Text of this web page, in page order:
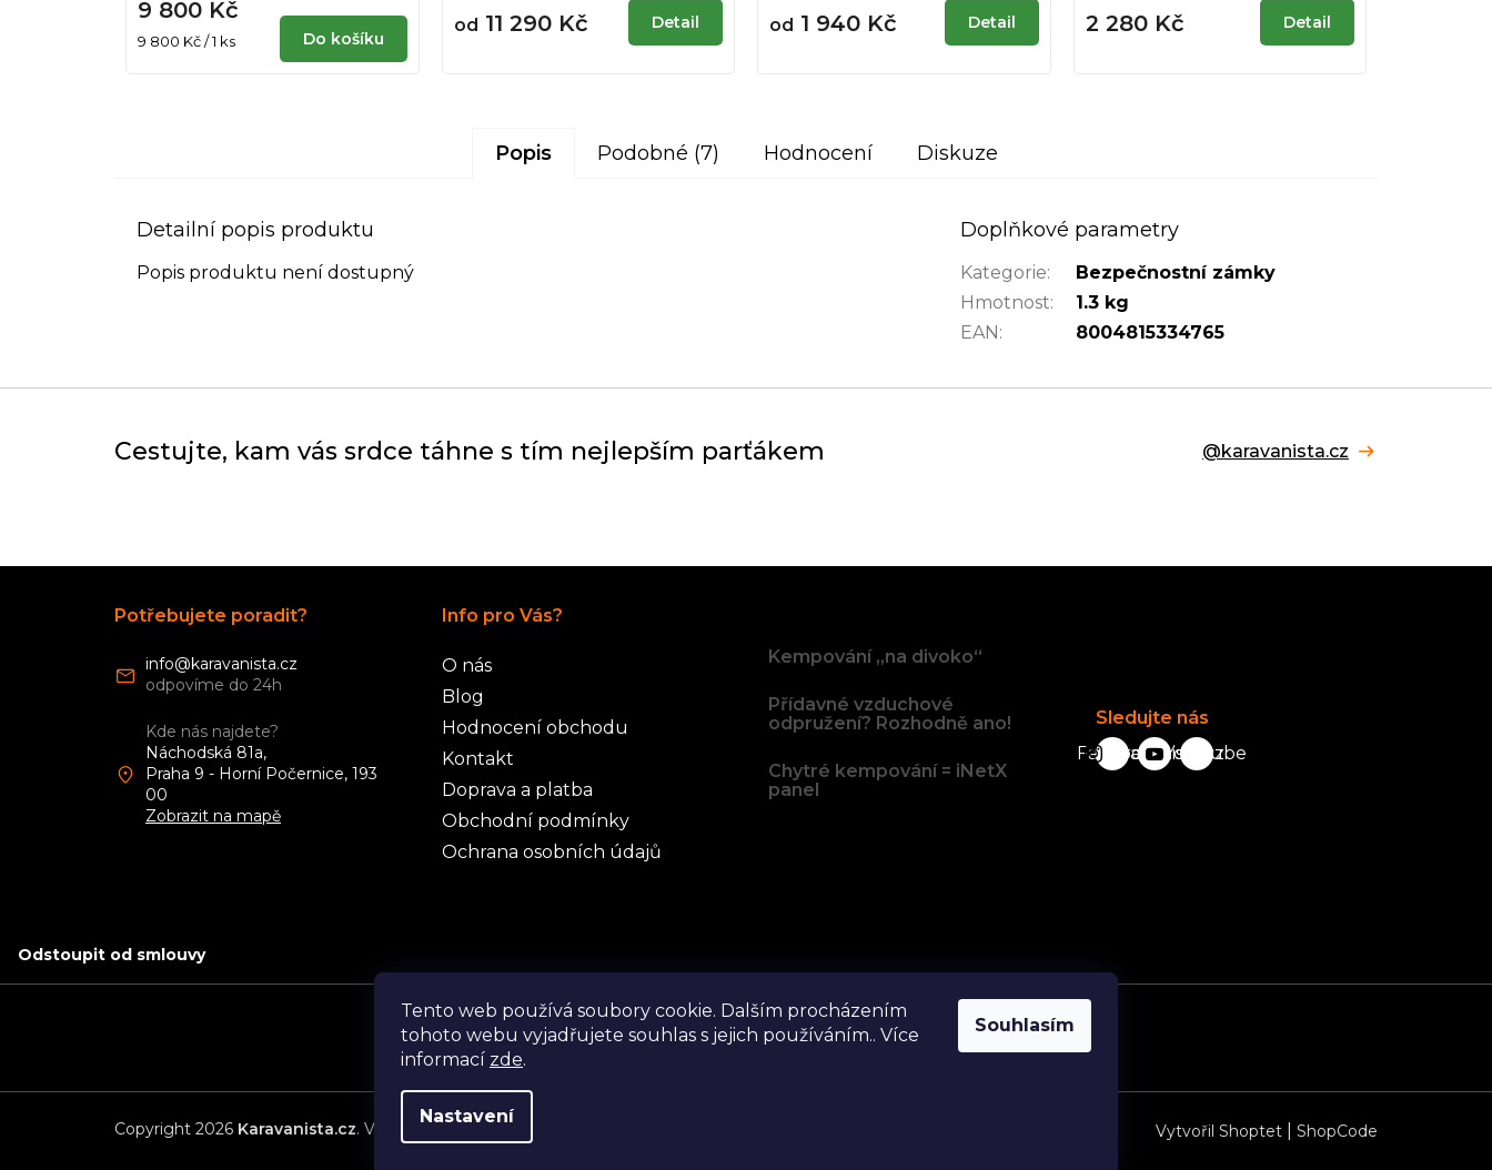
Tento web používá soubory cookie. Dalším procházením
tohoto webu vyjadřujete souhlas s jejich používáním.. Více
informací zde.
Nastavení
Souhlasím
9 800 Kč
Měrná
9 800 Kč / 1 ks Do košíku
od 11 290 Kč Detail od 1 940 Kč Detail 2 280 Kč Detail
Popis Podobné (7) Hodnocení Diskuze
Detailní popis produktu
Popis produktu není dostupný
Doplňkové parametry
Kategorie:
Bezpečnostní zámky
Hmotnost:
1.3 kg
EAN: 8004815334765
Cestujte, kam vás srdce táhne s tím nejlepším parťákem @karavanista.cz
Potřebujete poradit?
info@karavanista.cz
Kde nás najdete?
Náchodská 81a,
Praha 9 - Horní Počernice, 193
00
Zobrazit na mapě
Info pro Vás?
O nás
Blog
Hodnocení obchodu
Kontakt
Doprava a platba
Obchodní podmínky
Ochrana osobních údajů
Kempování „na divoko“
Přídavné vzduchové
odpružení? Rozhodně ano!
Chytré kempování = iNetX
panel
Sledujte nás
Facebook
karavanista.cz
YouTube
Odstoupit od smlouvy
Vytvořil Shoptet ShopCode
Copyright 2026 Karavanista.cz. Všechna práva vyhrazena.